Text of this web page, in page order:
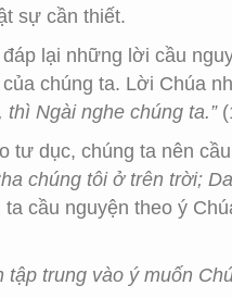
sự cần thiết.
lại những lời cầu
chúng ta. Lời Chúa
Ngài nghe chúng ta.”
tư dục, chúng ta nên
chúng tôi ở trên trời;
cầu nguyện theo ý
tập trung vào ý muốn